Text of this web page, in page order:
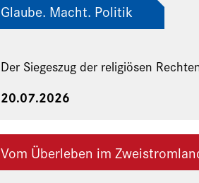
Glaube. Macht. Politik
Der Siegeszug der religiösen
20.07.2026
Vom Überleben im